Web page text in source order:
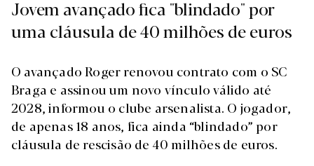
Jovem avançado fica "blindado" por
uma cláusula de 40 milhões de euros
O avançado Roger renovou contrato com o SC
Braga e assinou um novo vínculo válido até
2028, informou o clube arsenalista. O jogador,
de apenas 18 anos, fica ainda “blindado” por
cláusula de rescisão de 40 milhões de euros.